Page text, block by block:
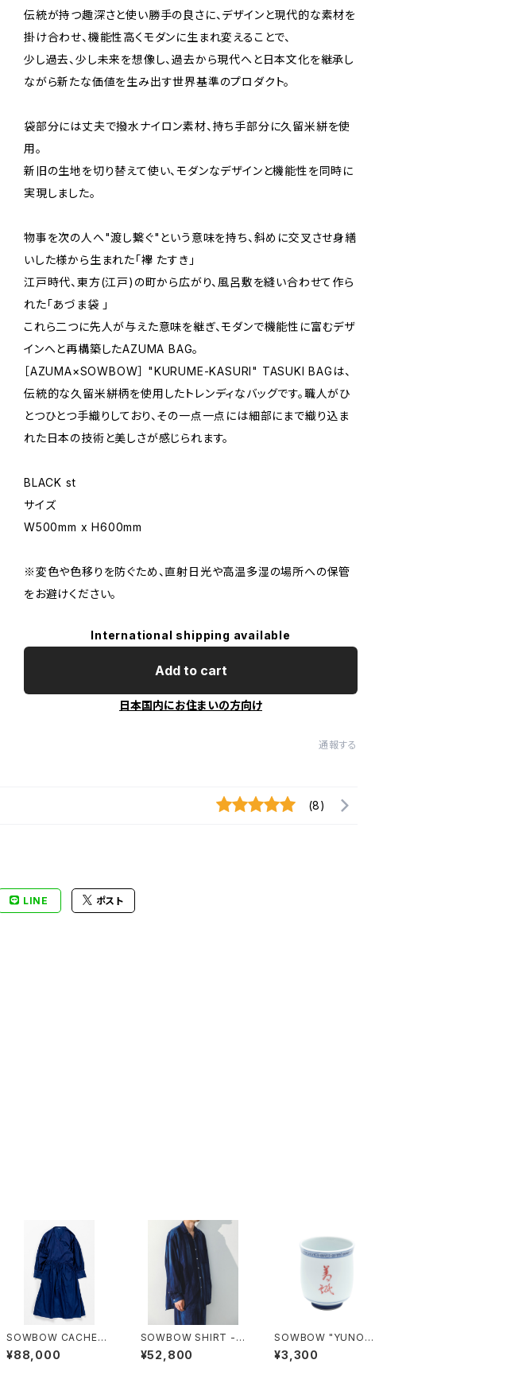
伝統が持つ趣深さと使い勝手の良さに、デザインと現代的な素材を
掛け合わせ、機能性高くモダンに生まれ変えることで、
少し過去、少し未来を想像し、過去から現代へと日本文化を継承し
ながら新たな価値を生み出す世界基準のプロダクト。
袋部分には丈夫で撥水ナイロン素材、持ち手部分に久留米絣を使
用。
新旧の生地を切り替えて使い、モダンなデザインと機能性を同時に
実現しました。
物事を次の人へ"渡し繋ぐ"という意味を持ち、斜めに交叉させ身繕
いした様から生まれた「襷 たすき」
江戸時代、東方(江戸)の町から広がり、風呂敷を縫い合わせて作ら
れた「あづま袋 」
これら二つに先人が与えた意味を継ぎ、モダンで機能性に富むデザ
インへと再構築したAZUMA BAG。
［AZUMA×SOWBOW］ "KURUME-KASURI" TASUKI BAGは、
伝統的な久留米絣柄を使用したトレンディなバッグです。職人がひ
とつひとつ手織りしており、その一点一点には細部にまで織り込ま
れた日本の技術と美しさが感じられます。
BLACK st
サイズ
W500mm x H600mm
※変色や色移りを防ぐため、直射日光や高温多湿の場所への保管
をお避けください。
International shipping available
Add to cart
日本国内にお住まいの方向け
通報する
(8)
LINE ポスト
SOWBOW CACHEC
OEUR DRESS BROA
D CLOTH COTTON
¥88,000
SOWBOW SHIRT -G
"KURUME-KASURI"
True INDIGO Stripe
¥52,800
SOWBOW "YUNOM
I"
¥3,300